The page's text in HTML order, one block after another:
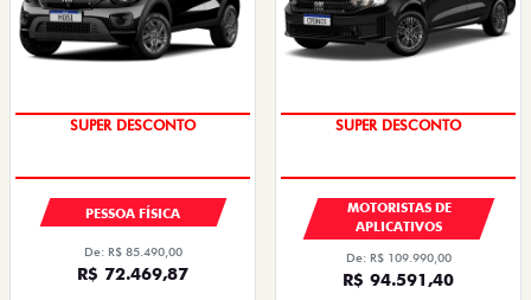
SUPER DESCONTO
PESSOA FÍSICA
De: R$ 85.490,00
R$ 72.469,87
SUPER DESCONTO
MOTORISTAS DE
APLICATIVOS
De: R$ 109.990,00
R$ 94.591,40